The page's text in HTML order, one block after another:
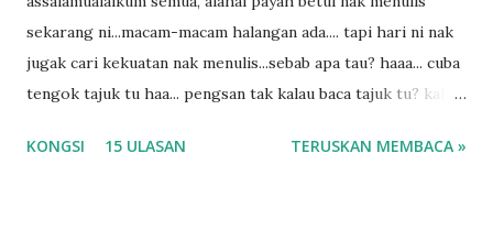
sekarang ni...macam-macam halangan ada.... tapi hari ni nak
jugak cari kekuatan nak menulis...sebab apa tau? haaa... cuba
tengok tajuk tu haa... pengsan tak kalau baca tajuk tu? kalau
tau? yang sebut tu anak aku....diulangi ANAK AKU ....adoiiii
KONGSI 15 ULASAN TERUSKAN MEMBACA »